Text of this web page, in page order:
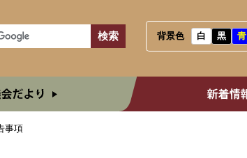
背景色 白 黒 青
事項